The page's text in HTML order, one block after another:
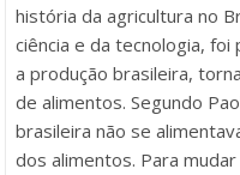
história da agricultura no
ciência e da tecnologia,
a produção brasileira,
de alimentos. Segundo
brasileira não se
dos alimentos. Para